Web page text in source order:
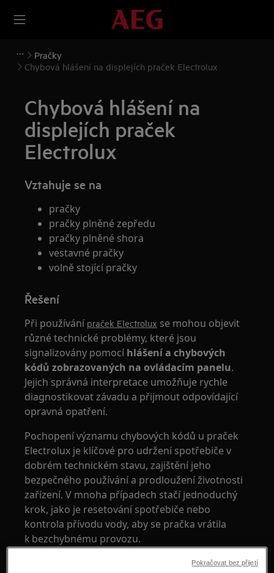
Pračky
Chybová hlášení na displejích praček Electrolux
Chybová hlášení na
displejích praček
Electrolux
Vztahuje se na
pračky
pračky plněné zepředu
pračky plněné shora
vestavné pračky
volně stojící pračky
Řešení
Při používání praček Electrolux se mohou objevit
různé technické problémy, které jsou
signalizovány pomocí hlášení a chybových
kódů zobrazovaných na ovládacím panelu.
Jejich správná interpretace umožňuje rychle
diagnostikovat závadu a přijmout odpovídající
opravná opatření.
Pochopení významu chybových kódů u praček
Electrolux je klíčové pro udržení spotřebiče v
dobrém technickém stavu, zajištění jeho
bezpečného používání a prodloužení životnosti
zařízení. V mnoha případech stačí jednoduchý
krok, jako je resetování spotřebiče nebo
kontrola přívodu vody, aby se pračka vrátila
k bezchybnému provozu.
Proč se vyplatí znát chybové kódy praček
Pokračovat bez přijetí